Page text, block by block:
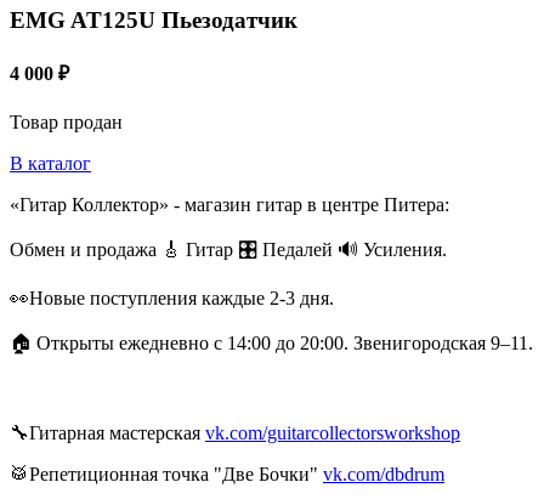
EMG AT125U Пьезодатчик
4 000 ₽
Товар продан
В каталог
«Гитар Коллектор» - магазин гитар в центре Питера:
Обмен и продажа 🎸 Гитар 🎛 Педалей 🔊 Усиления.
👀Новые поступления каждые 2-3 дня.
🏠 Открыты ежедневно с 14:00 до 20:00. Звенигородская 9–11.
🔧Гитарная мастерская vk.com/guitarcollectorsworkshop
🥁Репетиционная точка "Две Бочки" vk.com/dbdrum